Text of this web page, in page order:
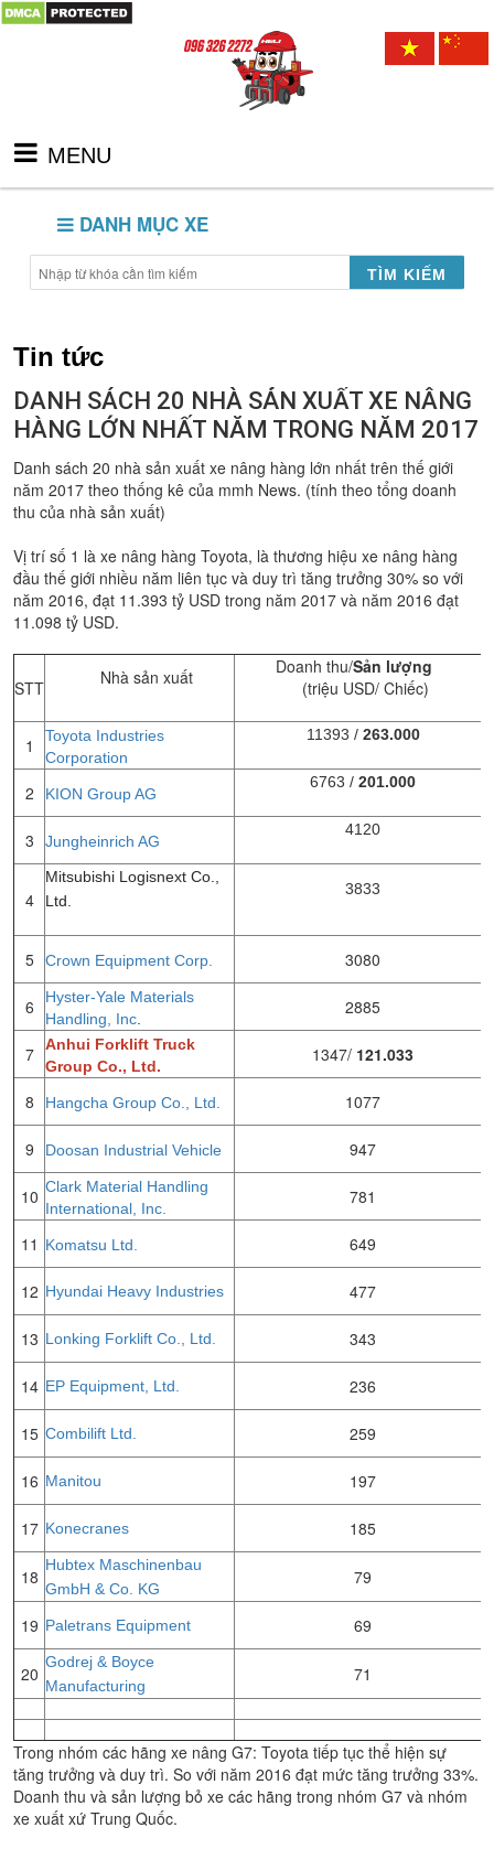
MENU
DANH MỤC XE
TÌM KIẾM
Tin tức
DANH SÁCH 20 NHÀ SẢN XUẤT XE NÂNG
HÀNG LỚN NHẤT NĂM TRONG NĂM 2017
Danh sách 20 nhà sản xuất xe nâng hàng lớn nhất trên thế giới
năm 2017 theo thống kê của mmh News. (tính theo tổng doanh
thu của nhà sản xuất)
Vị trí số 1 là xe nâng hàng Toyota, là thương hiệu xe nâng hàng
đầu thế giới nhiều năm liên tục và duy trì tăng trưởng 30% so với
năm 2016, đạt 11.393 tỷ USD trong năm 2017 và năm 2016 đạt
11.098 tỷ USD.
STT Nhà sản xuất Doanh thu/Sản lượng
(triệu USD/ Chiếc)
1
Toyota Industries
Corporation
11393 / 263.000
2 KION Group AG
6763 / 201.000
3 Jungheinrich AG
4120
4
Mitsubishi Logisnext Co.,
Ltd.
3833
5 Crown Equipment Corp. 3080
6
Hyster-Yale Materials
Handling, Inc
2885
7
Anhui Forklift Truck
Group Co., Ltd.
1347/ 121.033
8 Hangcha Group Co., Ltd. 1077
9 Doosan Industrial Vehicle 947
10 Clark Material Handling
International, Inc.
781
11 Komatsu Ltd. 649
12 Hyundai Heavy Industries 477
13 Lonking Forklift Co., Ltd. 343
14 EP Equipment, Ltd. 236
15 Combilift Ltd. 259
16 Manitou 197
17 Konecranes 185
18
Hubtex Maschinenbau
GmbH & Co. KG
79
19 Paletrans Equipment 69
20
Godrej & Boyce
Manufacturing
71
Trong nhóm các hãng xe nâng G7: Toyota tiếp tục thể hiện sự
tăng trưởng và duy trì. So với năm 2016 đạt mức tăng trưởng 33%.
Doanh thu và sản lượng bỏ xe các hãng trong nhóm G7 và nhóm
xe xuất xứ Trung Quốc.